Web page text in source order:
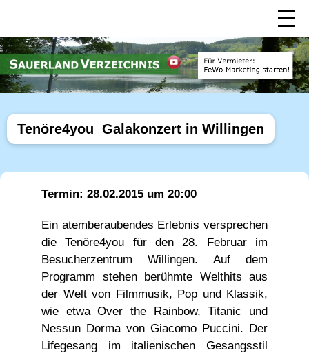
Tenöre4you  Galakonzert in Willingen
Termin: 28.02.2015 um 20:00
Ein atemberaubendes Erlebnis versprechen
die Tenöre4you für den 28. Februar im
Besucherzentrum Willingen. Auf dem
Programm stehen berühmte Welthits aus
der Welt von Filmmusik, Pop und Klassik,
wie etwa Over the Rainbow, Titanic und
Nessun Dorma von Giacomo Puccini. Der
Lifegesang im italienischen Gesangsstil